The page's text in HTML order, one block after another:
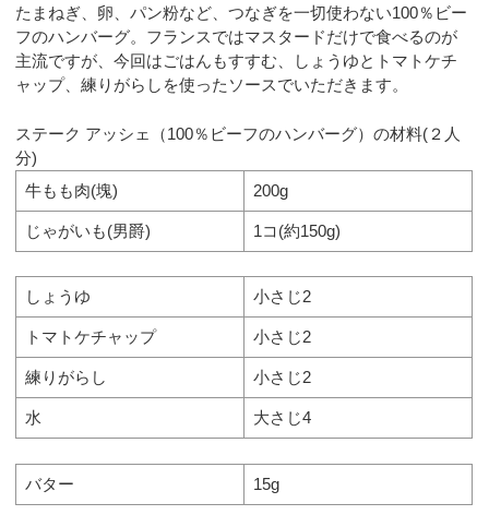
たまねぎ、卵、パン粉など、つなぎを一切使わない100％ビー
フのハンバーグ。フランスではマスタードだけで食べるのが
主流ですが、今回はごはんもすすむ、しょうゆとトマトケチ
ャップ、練りがらしを使ったソースでいただきます。
ステーク アッシェ（100％ビーフのハンバーグ）の材料(２人
分)
牛もも肉(塊)
200g
じゃがいも(男爵) 1コ(約150g)
しょうゆ 小さじ2
トマトケチャップ 小さじ2
練りがらし 小さじ2
水 大さじ4
バター 15g